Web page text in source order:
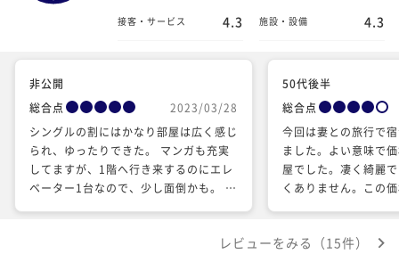
接客・サービス 4.3 施設・設備 4.3
非公開
総合点
2023/03/28
シングルの割にはかなり部屋は広く感じ
られ、ゆったりできた。 マンガも充実
してますが、1階へ行き来するのにエレ
ベーター1台なので、少し面倒かも。 あ
勘違いしがちである) アメニティ含め設
50代後半
総合点
今回は妻との旅行で
ました。よい意味で
屋でした。凄く綺麗
くありません。この
と思います。
レビューをみる（15件）